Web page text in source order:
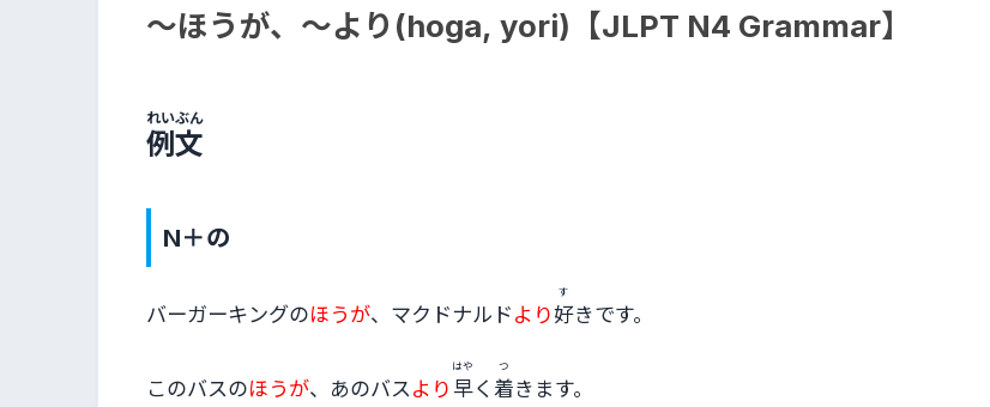
～ほうが、～より(hoga, yori)【JLPT N4 Grammar】
例文
れいぶん
N＋の
バーガーキングのほうが、マクドナルドより好
す
きです。
このバスのほうが、あのバスより 早
はや
く 着
つ
きます。